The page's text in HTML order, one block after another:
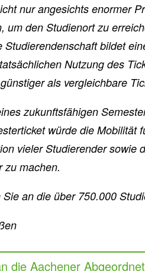
nur angesichts enormer
um den Studienort zu
Studierendenschaft bildet
Nutzung des
als vergleichbare
zukunftsfähigen
würde die
vieler Studierender sowie
zu machen.
an die über 750.000
die Aachener